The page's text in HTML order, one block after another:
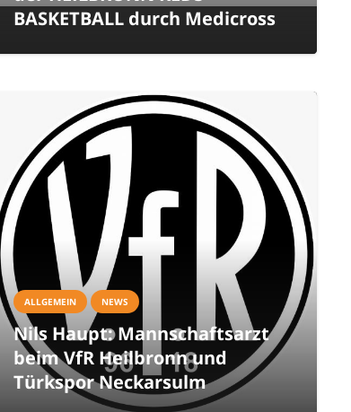
BASKETBALL durch Medicross
ALLGEMEIN NEWS
Nils Haupt: Mannschaftsarzt
beim VfR Heilbronn und
Türkspor Neckarsulm